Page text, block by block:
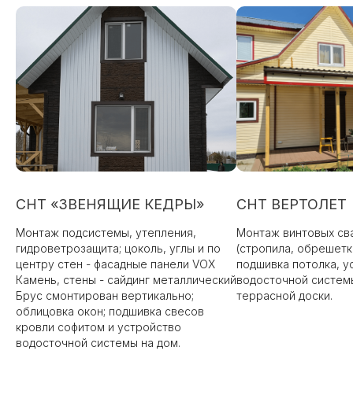
СНТ «ЗВЕНЯЩИЕ КЕДРЫ»
Монтаж подсистемы, утепления,
гидроветрозащита; цоколь, углы и по
центру стен - фасадные панели VOX
Камень, стены - сайдинг металлический
Брус смонтирован вертикально;
облицовка окон; подшивка свесов
кровли софитом и устройство
водосточной системы на дом.
СНТ ВЕРТОЛЕТ
Монтаж винтовых
(стропила,
подшивка потолка,
водосточной
террасной доски.